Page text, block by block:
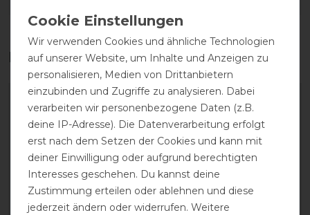
Das perfekte Zubehör für dich
Wir verwenden Cookies und ähnliche Technologien
auf unserer Website, um Inhalte und Anzeigen zu
personalisieren, Medien von Drittanbietern
einzubinden und Zugriffe zu analysieren. Dabei
verarbeiten wir personenbezogene Daten (z.B.
deine IP-Adresse). Die Datenverarbeitung erfolgt
erst nach dem Setzen der Cookies und kann mit
deiner Einwilligung oder aufgrund berechtigten
Interesses geschehen. Du kannst deine
Zustimmung erteilen oder ablehnen und diese
jederzeit ändern oder widerrufen. Weitere